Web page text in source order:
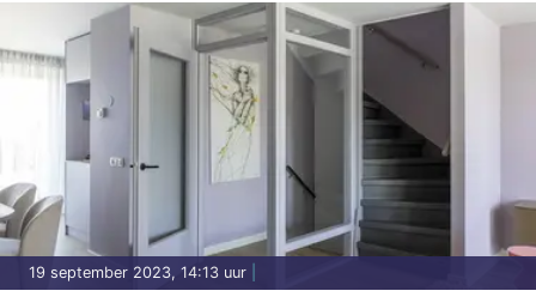
19 september 2023, 14:13 uur